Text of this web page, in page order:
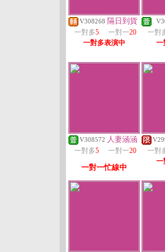
V308268 隔日到貨
一對多5 一對一20
一對多表演中
一對
一
V308572 人妻涵涵
一對多5 一對一20
一對一忙線中
一對
一